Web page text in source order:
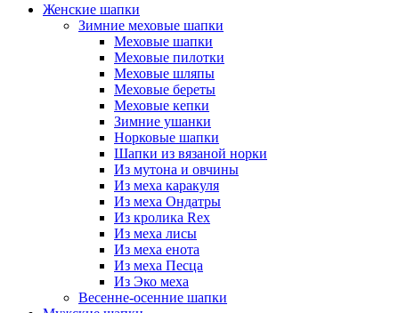
Женские шапки
Зимние меховые шапки
Меховые шапки
Меховые пилотки
Меховые шляпы
Меховые береты
Меховые кепки
Зимние ушанки
Норковые шапки
Шапки из вязаной норки
Из мутона и овчины
Из меха каракуля
Из меха Ондатры
Из кролика Rex
Из меха лисы
Из меха енота
Из меха Песца
Из Эко меха
Весенне-осенние шапки